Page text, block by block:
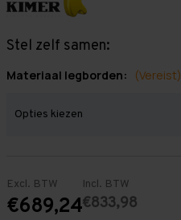
Stel zelf samen:
Materiaal legborden: (Vereist)
Excl. BTW
€689,24
Incl. BTW
€833,98